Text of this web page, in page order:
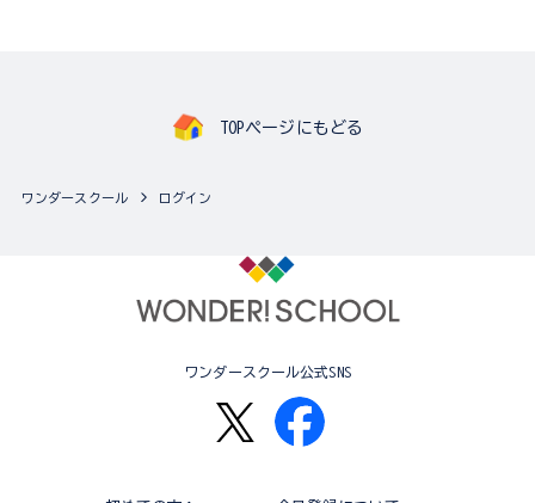
TOPページにもどる
ワンダースクール ログイン
ワンダースクール公式SNS